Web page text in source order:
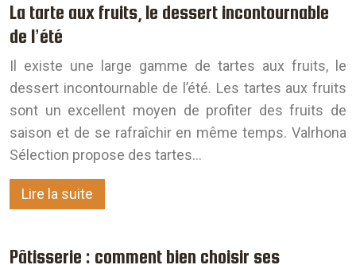
La tarte aux fruits, le dessert incontournable
de l’été
Il existe une large gamme de tartes aux fruits, le
dessert incontournable de l’été. Les tartes aux fruits
sont un excellent moyen de profiter des fruits de
saison et de se rafraîchir en même temps. Valrhona
Sélection propose des tartes…
Lire la suite
Pâtisserie : comment bien choisir ses